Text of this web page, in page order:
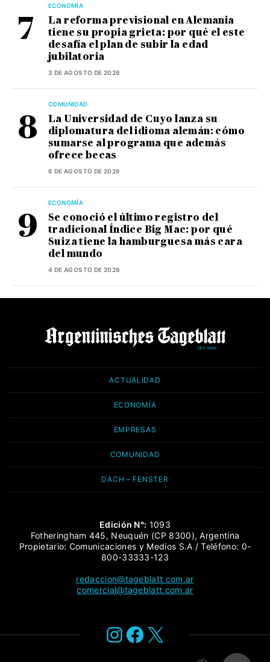
ECONOMÍA
La reforma previsional en Alemania
tiene su propia grieta: por qué el este
desafía el plan de subir la edad
jubilatoria
3 DE AGOSTO DE 2026
COMUNIDAD
La Universidad de Cuyo lanza su
diplomatura del idioma alemán: cómo
sumarse al programa que además
ofrece becas
6 DE AGOSTO DE 2026
ECONOMÍA
Se conoció el último registro del
tradicional Índice Big Mac: por qué
Suiza tiene la hamburguesa más cara
del mundo
4 DE AGOSTO DE 2026
ACTUALIDAD
ECONOMÍA
EMPRESAS
COMUNIDAD
DACH – FENSTER
Edición N°: 1093
Fotheringham 445, Neuquén (CP 8300), Argentina
Propietario: Comunicaciones y Medios S.A / Teléfono: 0-
800-33333-123
redaccion@tageblatt.com.ar
comercial@tageblatt.com.ar
Instagram
Facebook
X